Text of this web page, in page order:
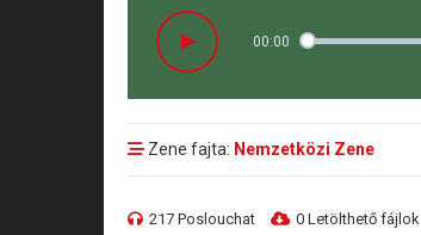
00:00
Zene fajta: Nemzetközi Zene
217 Poslouchat 0 Letölthető fájlok